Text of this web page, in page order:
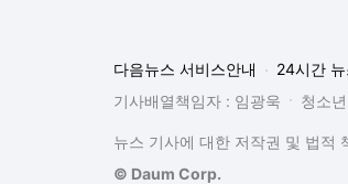
다음뉴스 서비스안내 24시간
기사배열책임자 : 임광욱
청소
뉴스 기사에 대한 저작권 및 법적
© Daum Corp.